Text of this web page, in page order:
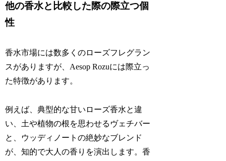
他の香水と比較した際の際立つ個
性
香水市場には数多くのローズフレグラン
スがありますが、Aesop Rozuには際立っ
た特徴があります。
例えば、典型的な甘いローズ香水と違
い、土や植物の根を思わせるヴェチバー
と、ウッディノートの絶妙なブレンド
が、知的で大人の香りを演出します。香